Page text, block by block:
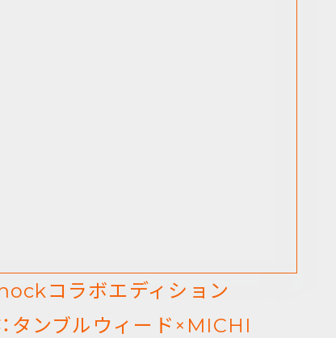
コラボエディション
タンブルウィード×MICHI